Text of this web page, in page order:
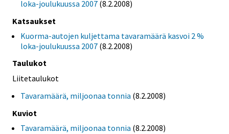
loka-joulukuussa 2007 (8.2.2008)
Katsaukset
Kuorma-autojen kuljettama tavaramäärä kasvoi 2 %
loka-joulukuussa 2007 (8.2.2008)
Taulukot
Liitetaulukot
Tavaramäärä, miljoonaa tonnia (8.2.2008)
Kuviot
Tavaramäärä, miljoonaa tonnia (8.2.2008)